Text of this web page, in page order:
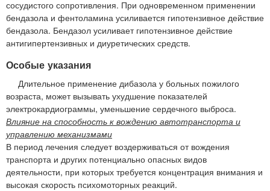
сосудистого сопротивления. При одновременном применении
бендазола и фентоламина усиливается гипотензивное действие
бендазола. Бендазол усиливает гипотензивное действие
антигипертензивных и диуретических средств.
Особые указания
Длительное применение дибазола у больных пожилого
возраста, может вызывать ухудшение показателей
электрокардиограммы, уменьшение сердечного выброса.
Влияние на способность к вождению автотранспорта и
управлению механизмами
В период лечения следует воздерживаться от вождения
транспорта и других потенциально опасных видов
деятельности, при которых требуется концентрация внимания и
высокая скорость психомоторных реакций.